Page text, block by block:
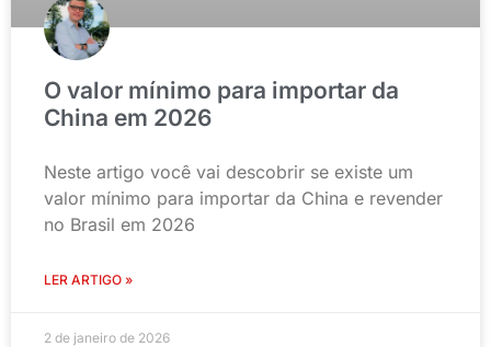
O valor mínimo para importar da
China em 2026
Neste artigo você vai descobrir se existe um
valor mínimo para importar da China e revender
no Brasil em 2026
LER ARTIGO »
2 de janeiro de 2026